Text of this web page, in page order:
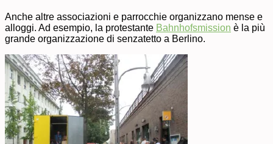
Anche altre associazioni e parrocchie organizzano mense e
alloggi. Ad esempio, la protestante Bahnhofsmission è la più
grande organizzazione di senzatetto a Berlino.